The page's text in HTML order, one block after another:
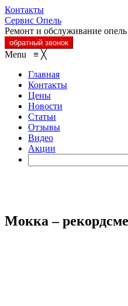
Контакты
Сервис Опель
Ремонт и обслуживание опель
обратный звонок
Menu ≡ ╳
Главная
Контакты
Цены
Новости
Статьи
Отзывы
Видео
Акции
Мокка –